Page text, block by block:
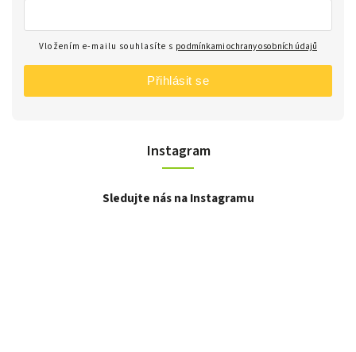
Instagram
Sledujte nás na Instagramu
Vložením e-mailu souhlasíte s podmínkami ochrany osobních údajů
Přihlásit se